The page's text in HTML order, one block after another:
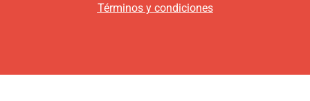
Términos y condiciones